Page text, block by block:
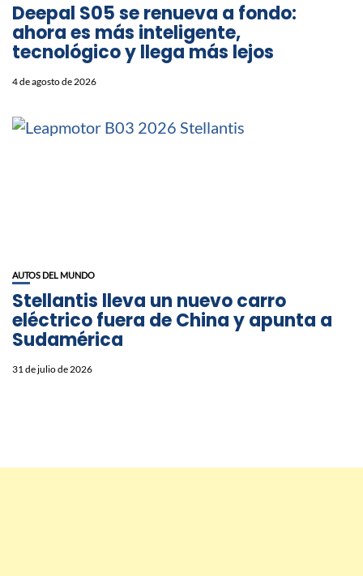
Deepal S05 se renueva a fondo:
ahora es más inteligente,
tecnológico y llega más lejos
4 de agosto de 2026
AUTOS DEL MUNDO
Stellantis lleva un nuevo carro
eléctrico fuera de China y apunta a
Sudamérica
31 de julio de 2026